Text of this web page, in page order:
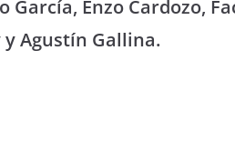
García, Enzo Cardozo,
Agustín Gallina.